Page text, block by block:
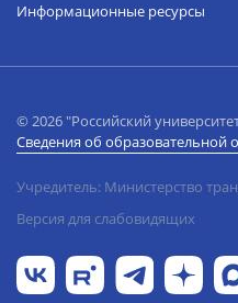
Информационные ресурсы
© 2026 "Российский
Сведения об образовательной
Учредитель: Министерство
Версия для слабовидящих